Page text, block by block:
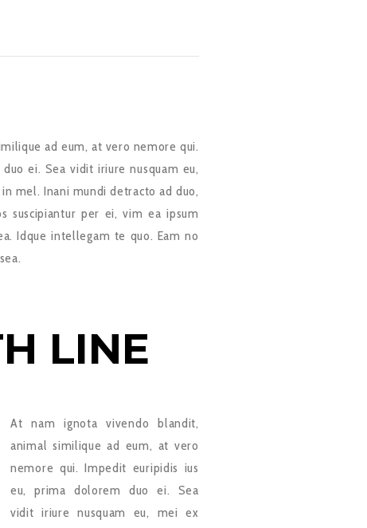
ad eum, at vero nemore qui.
ei. Sea vidit iriure nusquam eu,
mel. Inani mundi detracto ad duo,
suscipiantur per ei, vim ea ipsum
Idque intellegam te quo. Eam no
LINE
At nam ignota vivendo blandit,
animal similique ad eum, at vero
nemore qui. Impedit euripidis ius
eu, prima dolorem duo ei. Sea
vidit iriure nusquam eu, mei ex